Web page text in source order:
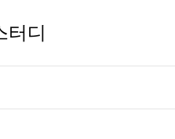
터디